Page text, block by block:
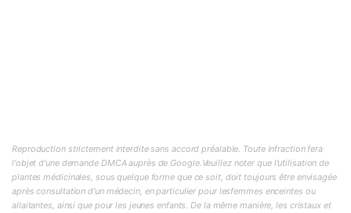
Reproduction strictement interdite sans accord préalable. Toute infraction fera
l'objet d'une demande DMCA auprès de Google.Veuillez noter que l'utilisation de
plantes médicinales, sous quelque forme que ce soit, doit toujours être envisagée
après consultation d'un médecin, en particulier pour lesfemmes enceintes ou
allaitantes, ainsi que pour les jeunes enfants. De la même manière, les cristaux et